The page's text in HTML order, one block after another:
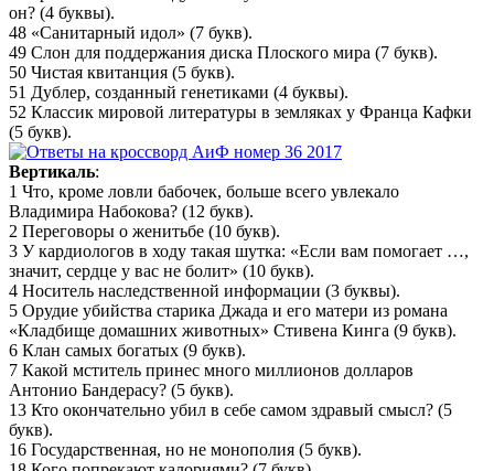
он? (4 буквы).
48 «Санитарный идол» (7 букв).
49 Слон для поддержания диска Плоского мира (7 букв).
50 Чистая квитанция (5 букв).
51 Дублер, созданный генетиками (4 буквы).
52 Классик мировой литературы в земляках у Франца Кафки
(5 букв).
Вертикаль:
1 Что, кроме ловли бабочек, больше всего увлекало
Владимира Набокова? (12 букв).
2 Переговоры о женитьбе (10 букв).
3 У кардиологов в ходу такая шутка: «Если вам помогает …,
значит, сердце у вас не болит» (10 букв).
4 Носитель наследственной информации (3 буквы).
5 Орудие убийства старика Джада и его матери из романа
«Кладбище домашних животных» Стивена Кинга (9 букв).
6 Клан самых богатых (9 букв).
7 Какой мститель принес много миллионов долларов
Антонио Бандерасу? (5 букв).
13 Кто окончательно убил в себе самом здравый смысл? (5
букв).
16 Государственная, но не монополия (5 букв).